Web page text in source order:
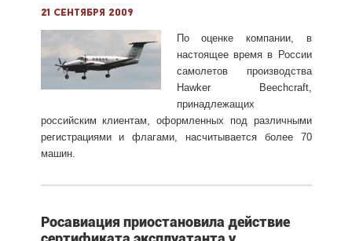
21 сентября 2009
По оценке компании, в
настоящее время в России
самолетов производства
Hawker Beechcraft,
принадлежащих
российским клиентам, оформленных под различными
регистрациями и флагами, насчитывается более 70
машин.
Росавиация приостановила действие